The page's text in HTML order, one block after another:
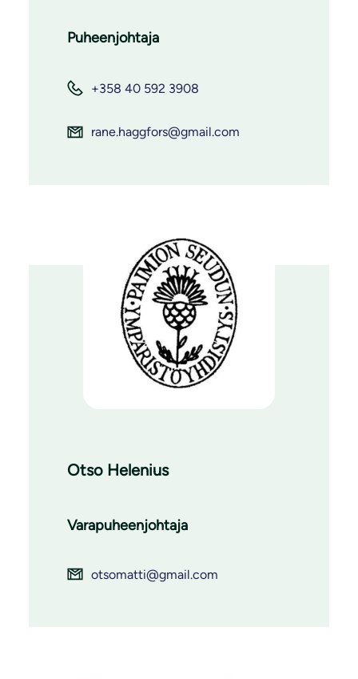
Puheenjohtaja
+358 40 592 3908
rane.haggfors@gmail.com
Otso Helenius
Varapuheenjohtaja
otsomatti@gmail.com